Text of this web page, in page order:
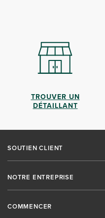
TROUVER UN
DÉTAILLANT
SOUTIEN CLIENT
NOTRE ENTREPRISE
COMMENCER